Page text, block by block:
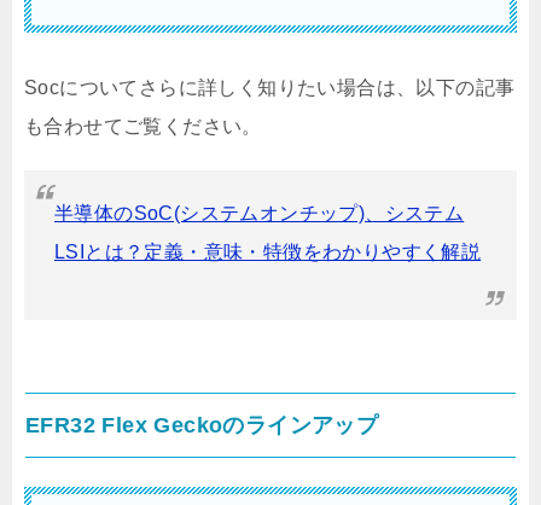
Socについてさらに詳しく知りたい場合は、以下の記事
も合わせてご覧ください。
半導体のSoC(システムオンチップ)、システム
LSIとは？定義・意味・特徴をわかりやすく解説
EFR32 Flex Geckoのラインアップ